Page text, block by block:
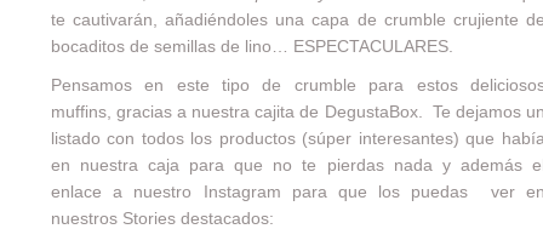
te cautivarán, añadiéndoles una capa de crumble crujiente
bocaditos de semillas de lino… ESPECTACULARES.
Pensamos en este tipo de crumble para estos
muffins, gracias a nuestra cajita de DegustaBox. Te dejamos
listado con todos los productos (súper interesantes) que
en nuestra caja para que no te pierdas nada y además
enlace a nuestro Instagram para que los puedas ver
nuestros Stories destacados: